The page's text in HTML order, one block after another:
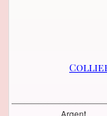
Argent